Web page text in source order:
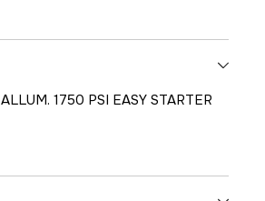
1750 PSI EASY STARTER